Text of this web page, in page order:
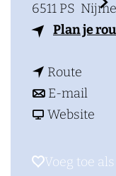
6511 PS
Plan je
Route
a
a
L
E-mail
a
r
Website
n
Voeg toe als
Voeg toe als